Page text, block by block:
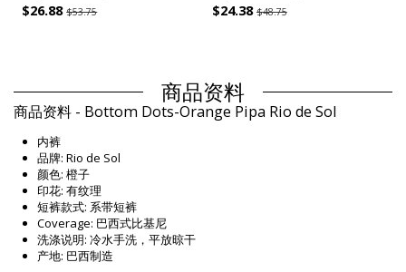
$26.88$53.75 $24.38 $48.75
商品资料
商品资料 - Bottom Dots-Orange Pipa Rio de Sol
内裤
品牌: Rio de Sol
颜色: 橙子
印花: 有纹理
短裤款式: 系带短裤
Coverage: 巴西式比基尼
洗涤说明: 冷水手洗，平放晾干
产地: 巴西制造